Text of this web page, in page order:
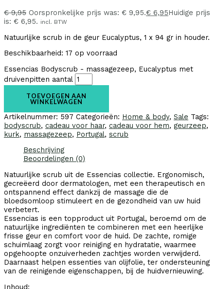
€9,95 Oorspronkelijke prijs was: € 9,95.€ 6,95Huidige prijs
is: € 6,95. incl. BTW
Natuurlijke scrub in de geur Eucalyptus, 1 x 94 gr in houder.
Beschikbaarheid: 17 op voorraad
Essencias Bodyscrub - massagezeep, Eucalyptus met
druivenpitten aantal
TOEVOEGEN AAN
WINKELWAGEN
Artikelnummer: 597 Categorieën: Home & body, Sale Tags:
bodyscrub, cadeau voor haar, cadeau voor hem, geurzeep,
kurk, massagezeep, Portugal, scrub
Beschrijving
Beoordelingen (0)
Natuurlijke scrub uit de Essencias collectie. Ergonomisch,
gecreëerd door dermatologen, met een therapeutisch en
ontspannend effect dankzij de massage die de
bloedsomloop stimuleert en de gezondheid van uw huid
verbetert.
Essencias is een topproduct uit Portugal, beroemd om de
natuurlijke ingrediënten te combineren met een heerlijke
frisse geur en comfort voor de huid. De zachte, romige
schuimlaag zorgt voor reiniging en hydratatie, waarmee
opgehoopte onzuiverheden zachtjes worden verwijderd.
Daarnaast helpen essenties van olijfolie, ter ondersteuning
van de reinigende eigenschappen, bij de huidvernieuwing.
Inhoud;